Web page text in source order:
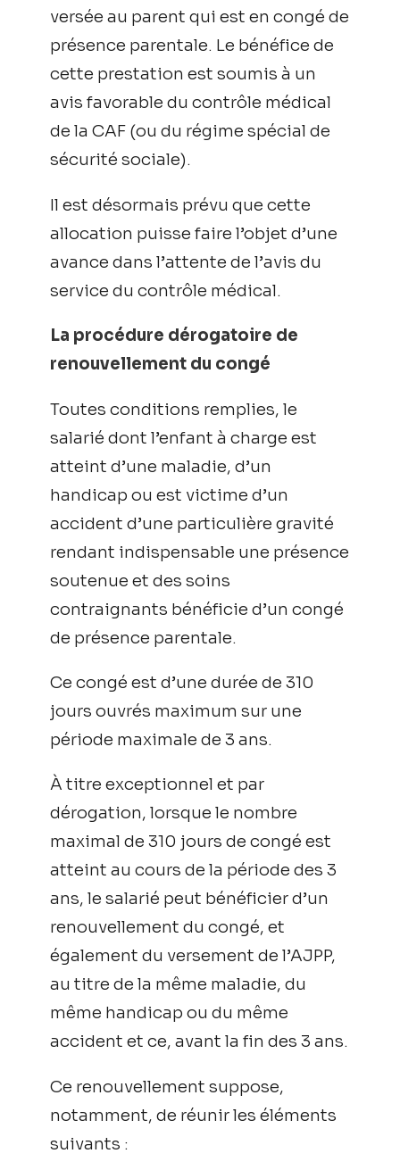
versée au parent qui est en congé de
présence parentale. Le bénéfice de
cette prestation est soumis à un
avis favorable du contrôle médical
de la CAF (ou du régime spécial de
sécurité sociale).
Il est désormais prévu que cette
allocation puisse faire l’objet d’une
avance dans l’attente de l’avis du
service du contrôle médical.
La procédure dérogatoire de
renouvellement du congé
Toutes conditions remplies, le
salarié dont l’enfant à charge est
atteint d’une maladie, d’un
handicap ou est victime d’un
accident d’une particulière gravité
rendant indispensable une présence
soutenue et des soins
contraignants bénéficie d’un congé
de présence parentale.
Ce congé est d’une durée de 310
jours ouvrés maximum sur une
période maximale de 3 ans.
À titre exceptionnel et par
dérogation, lorsque le nombre
maximal de 310 jours de congé est
atteint au cours de la période des 3
ans, le salarié peut bénéficier d’un
renouvellement du congé, et
également du versement de l’AJPP,
au titre de la même maladie, du
même handicap ou du même
accident et ce, avant la fin des 3 ans.
Ce renouvellement suppose,
notamment, de réunir les éléments
suivants :